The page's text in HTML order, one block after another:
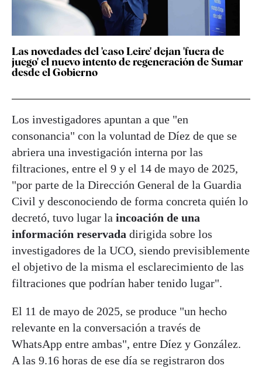
Las novedades del 'caso Leire' dejan 'fuera de
juego' el nuevo intento de regeneración de Sumar
desde el Gobierno
Los investigadores apuntan a que "en
consonancia" con la voluntad de Díez de que se
abriera una investigación interna por las
filtraciones, entre el 9 y el 14 de mayo de 2025,
"por parte de la Dirección General de la Guardia
Civil y desconociendo de forma concreta quién lo
decretó, tuvo lugar la incoación de una
información reservada dirigida sobre los
investigadores de la UCO, siendo previsiblemente
el objetivo de la misma el esclarecimiento de las
filtraciones que podrían haber tenido lugar".
El 11 de mayo de 2025, se produce "un hecho
relevante en la conversación a través de
WhatsApp entre ambas", entre Díez y González.
A las 9.16 horas de ese día se registraron dos